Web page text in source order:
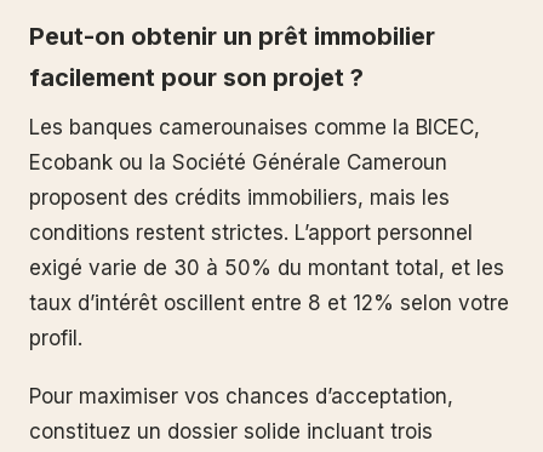
Peut-on obtenir un prêt immobilier
facilement pour son projet ?
Les banques camerounaises comme la BICEC,
Ecobank ou la Société Générale Cameroun
proposent des crédits immobiliers, mais les
conditions restent strictes. L’apport personnel
exigé varie de 30 à 50% du montant total, et les
taux d’intérêt oscillent entre 8 et 12% selon votre
profil.
Pour maximiser vos chances d’acceptation,
constituez un dossier solide incluant trois